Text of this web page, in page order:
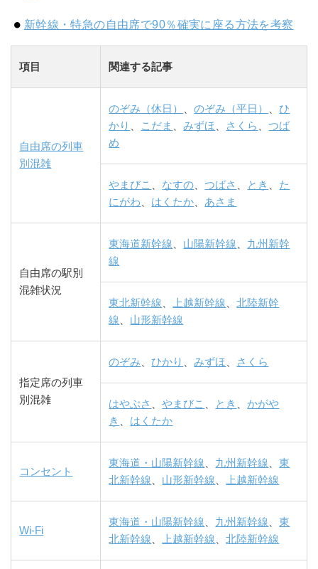
新幹線・特急の自由席で90％確実に座る方法を考察
項目 関連する記事
自由席の列車
別混雑
のぞみ（休日） 、のぞみ（平日） 、ひ
かり
こだま 、みずほ さくら 、つば
め
やまびこ なすの 、つばさ とき
た
にがわ
はくたか あさま
自由席の駅別
混雑状況
東海道新幹線 山陽新幹線
九州新幹
線
東北新幹線 上越新幹線 、北陸新幹
線
山形新幹線
指定席の列車
別混雑
のぞみ 、ひかり 、みずほ さくら
はやぶさ 、やまびこ とき
かがや
き
はくたか
コンセント
東海道・山陽新幹線 九州新幹線 、東
北新幹線
山形新幹線 上越新幹線
Wi-Fi
東海道・山陽新幹線 九州新幹線 、東
北新幹線
上越新幹線 、北陸新幹線